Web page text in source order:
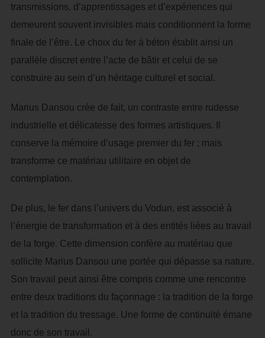
transmissions, d’apprentissages et d’expériences qui
demeurent souvent invisibles mais conditionnent la forme
finale de l’être. Le choix du fer à béton établit ainsi un
parallèle discret entre l’acte de bâtir et celui de se
construire au sein d’un héritage culturel et social.
Marius Dansou crée de fait, un contraste entre rudesse
industrielle et délicatesse des formes artistiques. Il
conserve la mémoire d’usage premier du fer ; mais
transforme ce matériau utilitaire en objet de
contemplation.
De plus, le fer dans l’univers du Vodun, est associé à
l’énergie de transformation et à des entités liées au travail
de la forge. Cette dimension confère au matériau que
sollicite Marius Dansou une portée qui dépasse sa nature.
Son travail peut ainsi être compris comme une rencontre
entre deux traditions du façonnage : la tradition de la forge
et la tradition du tressage. Une forme de continuité émane
donc de son travail.